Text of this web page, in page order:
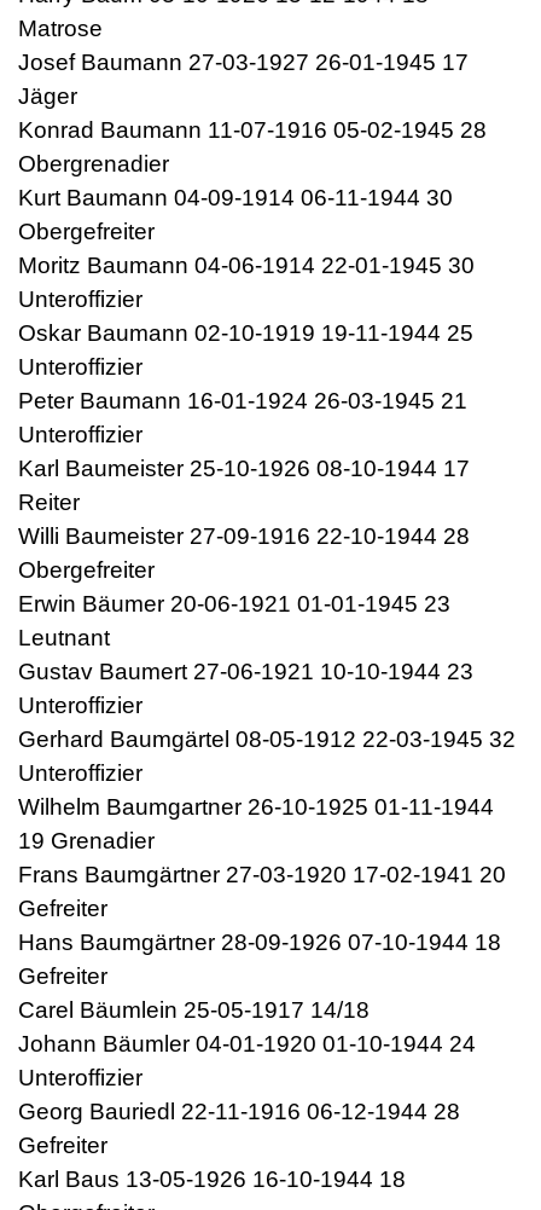
Matrose
Josef Baumann 27-03-1927 26-01-1945 17
Jäger
Konrad Baumann 11-07-1916 05-02-1945 28
Obergrenadier
Kurt Baumann 04-09-1914 06-11-1944 30
Obergefreiter
Moritz Baumann 04-06-1914 22-01-1945 30
Unteroffizier
Oskar Baumann 02-10-1919 19-11-1944 25
Unteroffizier
Peter Baumann 16-01-1924 26-03-1945 21
Unteroffizier
Karl Baumeister 25-10-1926 08-10-1944 17
Reiter
Willi Baumeister 27-09-1916 22-10-1944 28
Obergefreiter
Erwin Bäumer 20-06-1921 01-01-1945 23
Leutnant
Gustav Baumert 27-06-1921 10-10-1944 23
Unteroffizier
Gerhard Baumgärtel 08-05-1912 22-03-1945 32
Unteroffizier
Wilhelm Baumgartner 26-10-1925 01-11-1944
19 Grenadier
Frans Baumgärtner 27-03-1920 17-02-1941 20
Gefreiter
Hans Baumgärtner 28-09-1926 07-10-1944 18
Gefreiter
Carel Bäumlein 25-05-1917 14/18
Johann Bäumler 04-01-1920 01-10-1944 24
Unteroffizier
Georg Bauriedl 22-11-1916 06-12-1944 28
Gefreiter
Karl Baus 13-05-1926 16-10-1944 18